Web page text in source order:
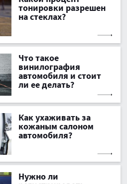
тонировки разрешен
на стеклах?
Что такое
винилография
автомобиля и стоит
ли ее делать?
Как ухаживать за
кожаным салоном
автомобиля?
Нужно ли